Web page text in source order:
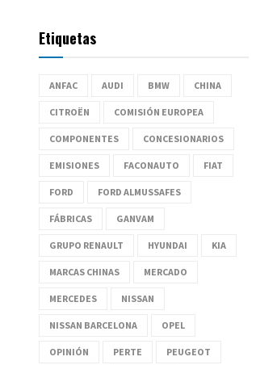
Etiquetas
ANFAC AUDI BMW CHINA
CITROËN COMISIÓN EUROPEA
COMPONENTES CONCESIONARIOS
EMISIONES FACONAUTO FIAT
FORD FORD ALMUSSAFES
FÁBRICAS GANVAM
GRUPO RENAULT HYUNDAI KIA
MARCAS CHINAS MERCADO
MERCEDES NISSAN
NISSAN BARCELONA OPEL
OPINIÓN PERTE PEUGEOT